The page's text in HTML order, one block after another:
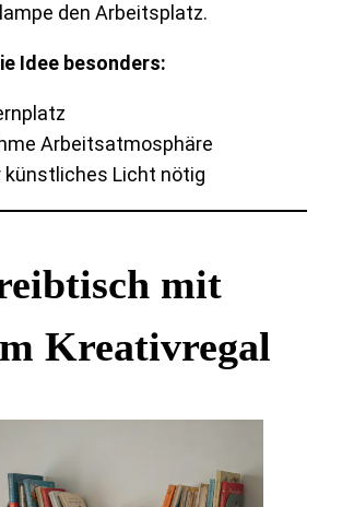
den Arbeitsplatz.
Idee besonders:
Arbeitsatmosphäre
künstliches Licht nötig
mit
Kreativregal